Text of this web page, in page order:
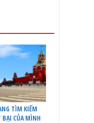
TÌM KIẾM
BẠI CỦA MÌNH